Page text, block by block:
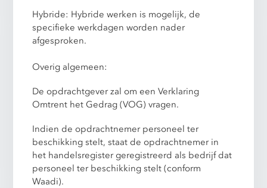
Hybride: Hybride werken is mogelijk, de
specifieke werkdagen worden nader
afgesproken.
Overig algemeen:
De opdrachtgever zal om een Verklaring
Omtrent het Gedrag (VOG) vragen.
Indien de opdrachtnemer personeel ter
beschikking stelt, staat de opdrachtnemer in
het handelsregister geregistreerd als bedrijf dat
personeel ter beschikking stelt (conform
Waadi).